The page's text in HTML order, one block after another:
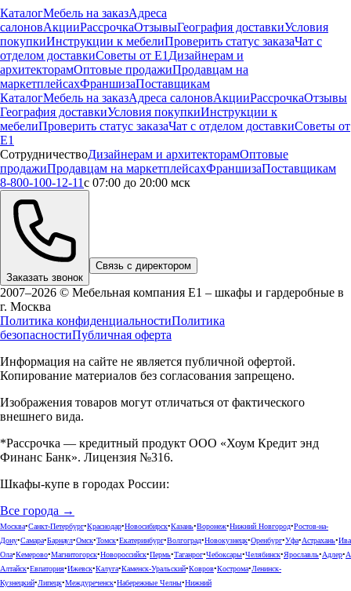
КаталогМебель на заказАдреса
салоновАкцииРассрочкаОтзывыГеография доставкиУсловия
покупкиИнструкции к мебелиПроверить статус заказаЧат с
отделом доставкиСоветы от Е1 Дизайнерам и
архитекторамОптовые продажиПродавцам на
маркетплейсахФраншизаПоставщикам
КаталогМебель на заказАдреса салоновАкцииРассрочкаОтзывы
География доставкиУсловия покупкиИнструкции к
мебелиПроверить статус заказаЧат с отделом доставкиСоветы от
Е1
СотрудничествоДизайнерам и архитекторамОптовые
продажиПродавцам на маркетплейсахФраншизаПоставщикам
8-800-100-12-11с 07:00 до 20:00 мск
Заказать звонок
Связь с директором
2007–2026 © Мебельная компания Е1 – шкафы и гардеробные в
г. Москва
Политика конфиденциальностиПолитика
безопасностиПубличная оферта
Информация на сайте не является публичной офертой.
Копирование материалов без согласования запрещено.
Изображения товаров могут отличаться от фактического
внешнего вида.
*Рассрочка — кредитный продукт ООО «Хоум Кредит энд
Финанс Банк». Лицензия №316.
Шкафы-купе в городах России:
Все города →
Москва•Санкт-Петербург•Краснодар•Новосибирск•Казань•Воронеж•Нижний Новгород•Ростов-на-
Дону•Самара•Барнаул•Омск•Томск•Екатеринбург•Волгоград•Новокузнецк•Оренбург•Уфа•Астрахань•
Ола•Кемерово•Магнитогорск•Новороссийск•Пермь•Таганрог•Чебоксары•Челябинск•Ярославль•Адлер•
Алтайск•Евпатория•Ижевск•Калуга•Каменск-Уральский•Ковров•Кострома•Ленинск-
Кузнецкий•Липецк•Междуреченск•Набережные Челны•Нижний